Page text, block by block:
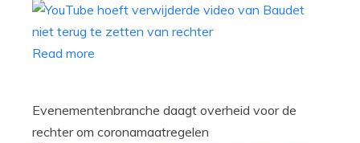
Read more
Evenementenbranche daagt overheid voor de
rechter om coronamaatregelen